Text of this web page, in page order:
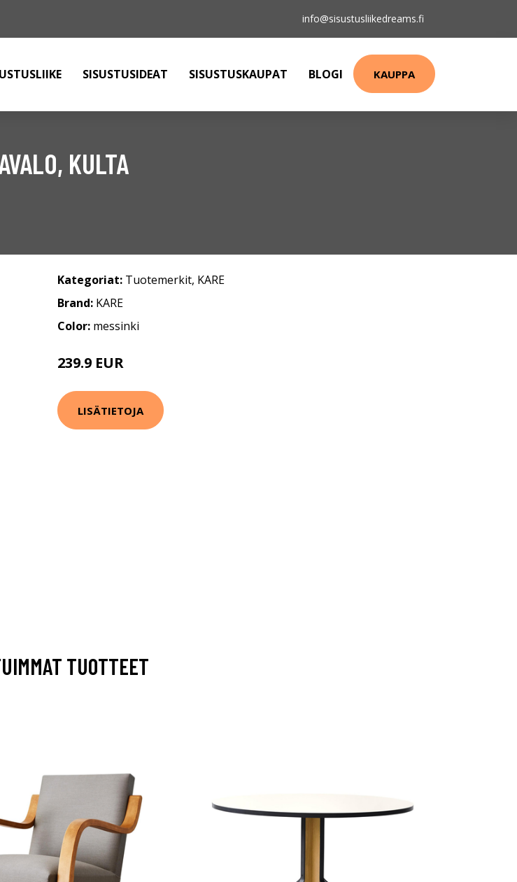
info@sisustusliikedreams.fi
SISUSTUSIDEAT SISUSTUSKAUPAT BLOGI KAUPPA
KULTA
Kategoriat: Tuotemerkit, KARE
Brand: KARE
Color: messinki
239.9 EUR
LISÄTIETOJA
TUOTTEET